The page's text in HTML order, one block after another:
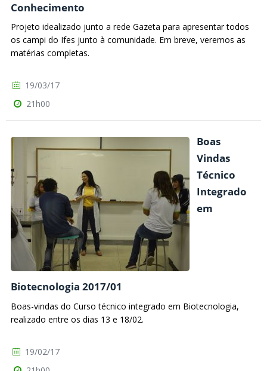
Conhecimento
Projeto idealizado junto a rede Gazeta para apresentar todos
os campi do Ifes junto à comunidade. Em breve, veremos as
matérias completas.
19/03/17
21h00
Boas
Vindas
Técnico
Integrado
em
Biotecnologia 2017/01
Boas-vindas do Curso técnico integrado em Biotecnologia,
realizado entre os dias 13 e 18/02.
19/02/17